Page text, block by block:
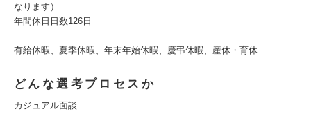
なります）
年間休日日数126日
有給休暇、夏季休暇、年末年始休暇、慶弔休暇、産休・育休
どんな選考プロセスか
カジュアル面談